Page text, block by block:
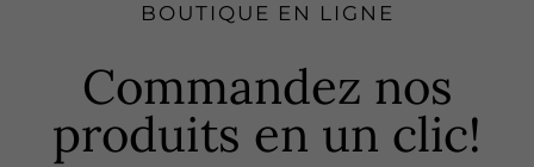
Recettes
BOUTIQUE EN LIGNE
Commandez nos
produits en un clic!